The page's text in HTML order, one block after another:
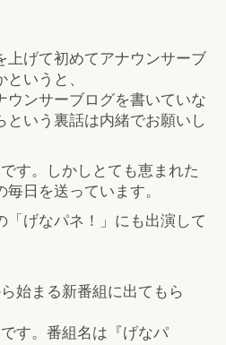
上げて初めてアナウンサーブ
いうと、
ウンサーブログを書いていな
という裏話は内緒でお願いし
す。しかしとても恵まれた
日を送っています。
げなパネ！」にも出演して
始まる新番組に出てもら
す。番組名は『げなパ